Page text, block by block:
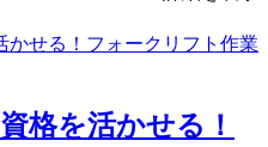
格を活かせる！